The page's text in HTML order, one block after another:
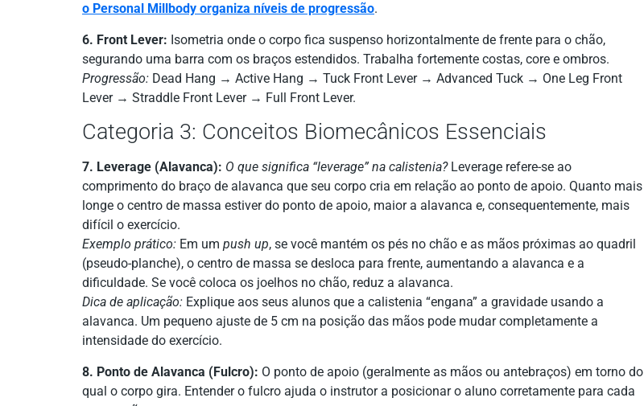
o Personal Millbody organiza níveis de progressão.
6. Front Lever: Isometria onde o corpo fica suspenso horizontalmente de frente para o chão,
segurando uma barra com os braços estendidos. Trabalha fortemente costas, core e ombros.
Progressão: Dead Hang → Active Hang → Tuck Front Lever → Advanced Tuck → One Leg Front
Lever → Straddle Front Lever → Full Front Lever.
Categoria 3: Conceitos Biomecânicos Essenciais
7. Leverage (Alavanca): O que significa “leverage” na calistenia?Leverage refere-se ao
comprimento do braço de alavanca que seu corpo cria em relação ao ponto de apoio. Quanto mais
longe o centro de massa estiver do ponto de apoio, maior a alavanca e, consequentemente, mais
difícil o exercício.
Exemplo prático: Em um push up, se você mantém os pés no chão e as mãos próximas ao quadril
(pseudo-planche), o centro de massa se desloca para frente, aumentando a alavanca e a
dificuldade. Se você coloca os joelhos no chão, reduz a alavanca.
Dica de aplicação: Explique aos seus alunos que a calistenia “engana” a gravidade usando a
alavanca. Um pequeno ajuste de 5 cm na posição das mãos pode mudar completamente a
intensidade do exercício.
8. Ponto de Alavanca (Fulcro): O ponto de apoio (geralmente as mãos ou antebraços) em torno do
qual o corpo gira. Entender o fulcro ajuda o instrutor a posicionar o aluno corretamente para cada